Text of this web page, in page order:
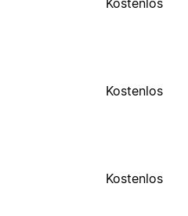
Kostenlos
Kostenlos
Kostenlos